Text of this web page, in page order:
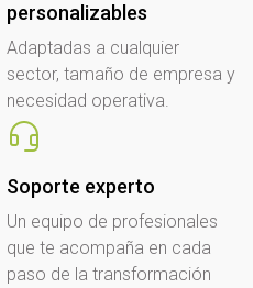
personalizables
Adaptadas a cualquier
sector, tamaño de empresa y
necesidad operativa.
Soporte experto
Un equipo de profesionales
que te acompaña en cada
paso de la transformación